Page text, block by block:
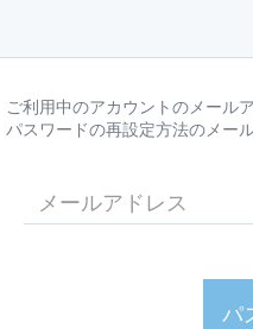
ご利用中のアカウントのメール
パスワードの再設定方法のメー
パ